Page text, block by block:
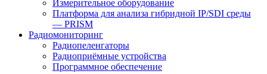
Измерительное оборудование
Платформа для анализа гибридной IP/SDI среды
— PRISM
Радиомониторинг
Радиопеленгаторы
Радиоприёмные устройства
Программное обеспечение